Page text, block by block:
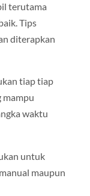
terutama
Tips
diterapkan
tiap tiap
mampu
waktu
untuk
maupun